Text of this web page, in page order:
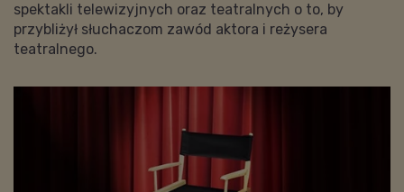
spektakli telewizyjnych oraz teatralnych o to, by
przybliżył słuchaczom zawód aktora i reżysera
teatralnego.